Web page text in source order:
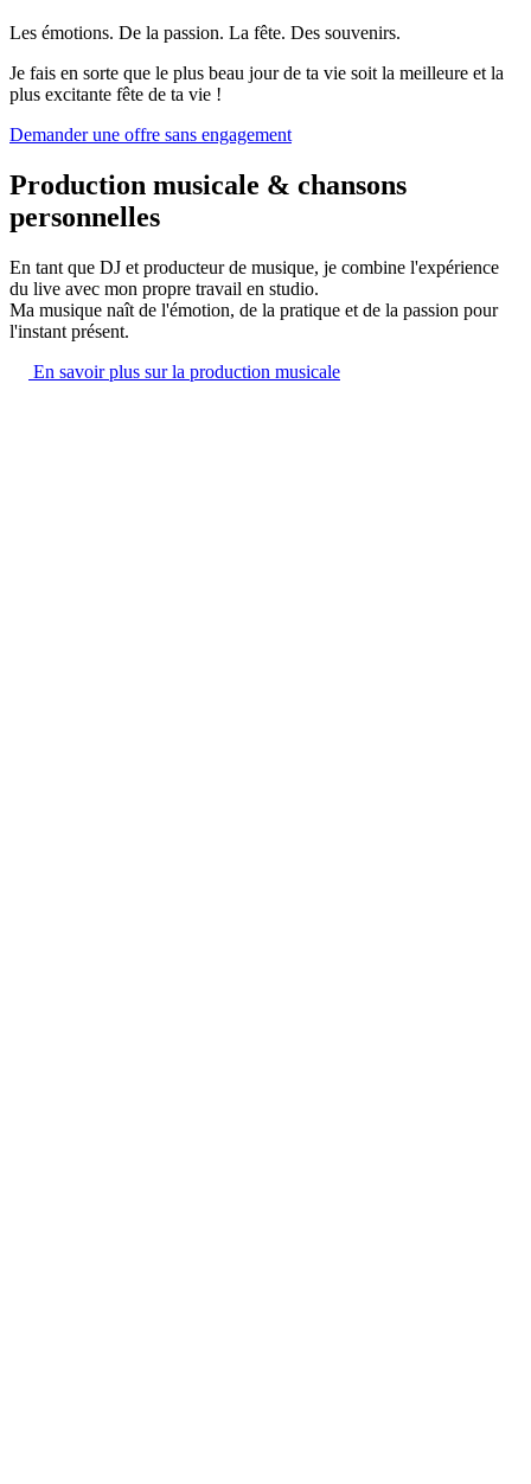
Les émotions. De la passion. La fête. Des souvenirs.
Je fais en sorte que le plus beau jour de ta vie soit la meilleure et la
plus excitante fête de ta vie !
Demander une offre sans engagement
Production musicale & chansons
personnelles
En tant que DJ et producteur de musique, je combine l'expérience
du live avec mon propre travail en studio.
Ma musique naît de l'émotion, de la pratique et de la passion pour
l'instant présent.
En savoir plus sur la production musicale